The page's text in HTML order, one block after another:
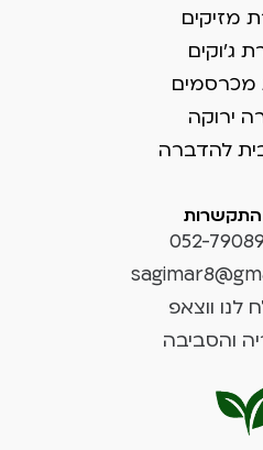
מזיקים
ג'וקים
ירוקה
להדברה
התקשרות
052-
לנו ווצאפ
והסביבה